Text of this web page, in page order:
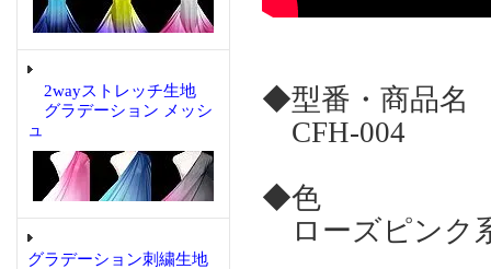
2wayストレッチ生地
グラデーション メッシ
ュ
グラデーション刺繍生地
◆型番・商品名
CFH-004
◆色
ローズピンク